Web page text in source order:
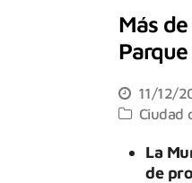
Más
11/12/
Ciudad
La
de